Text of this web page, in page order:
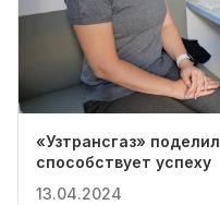
«Узтрансгаз»
способствует успеху
13.04.2024